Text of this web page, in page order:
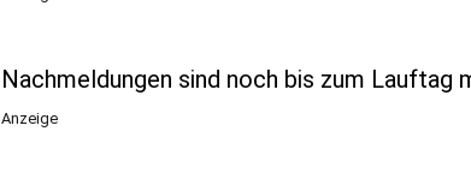
Nachmeldungen sind noch bis zum Lauftag
Anzeige